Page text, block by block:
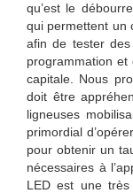
qu’est le
qui permettent un
afin de tester
programmation et
capitale. Nous
doit être
ligneuses
primordial
pour obtenir un
nécessaires à
LED est une